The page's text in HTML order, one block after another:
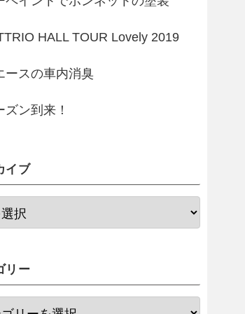
HALL TOUR Lovely 2019
ースの車内消臭
ズン到来！
イブ
リー